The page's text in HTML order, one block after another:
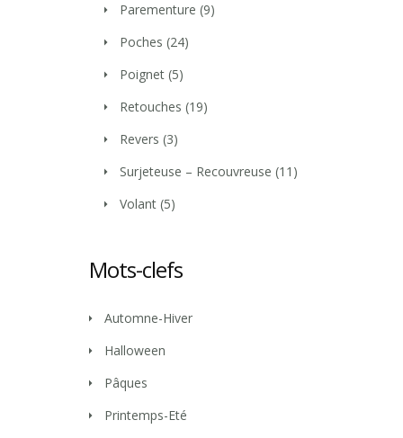
Parementure (9)
Poches (24)
Poignet (5)
Retouches (19)
Revers (3)
Surjeteuse – Recouvreuse (11)
Volant (5)
Mots-clefs
Automne-Hiver
Halloween
Pâques
Printemps-Eté